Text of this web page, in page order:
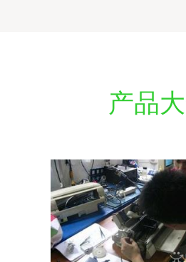
产品